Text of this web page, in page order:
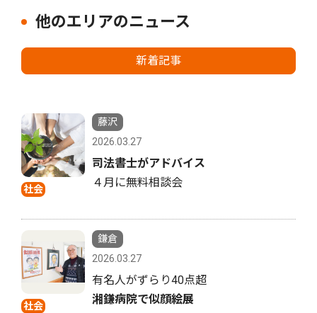
他のエリアのニュース
新着記事
社会
藤沢
2026.03.27
司法書士がアドバイス
４月に無料相談会
社会
鎌倉
2026.03.27
有名人がずらり40点超
湘鎌病院で似顔絵展